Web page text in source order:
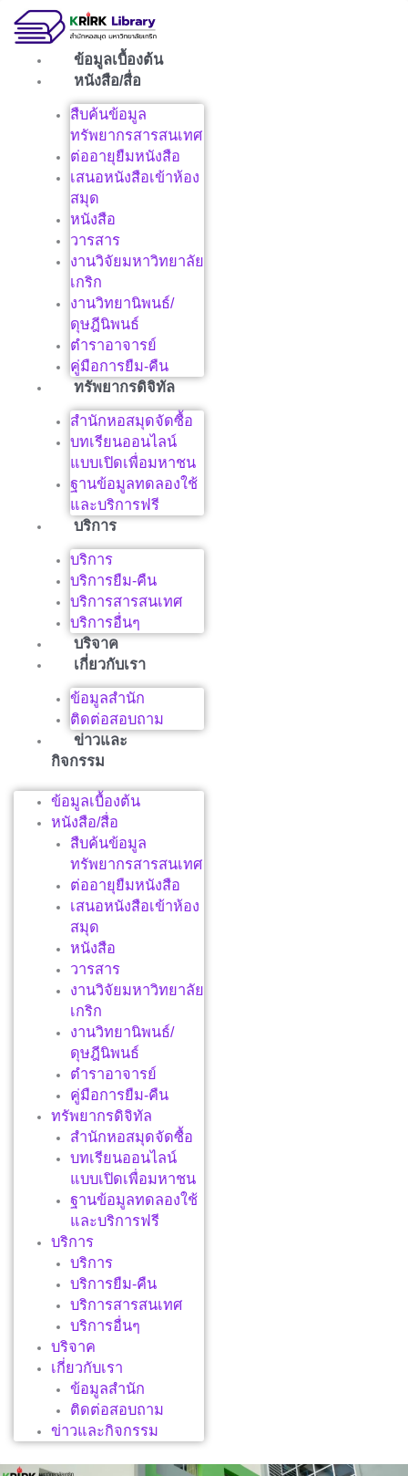
ข้อมูลเบื้องต้น
หนังสือ/สื่อ
สืบค้นข้อมูล
ทรัพยากรสารสนเทศ
ต่ออายุยืมหนังสือ
เสนอหนังสือเข้าห้อง
สมุด
หนังสือ
วารสาร
งานวิจัยมหาวิทยาลัย
เกริก
งานวิทยานิพนธ์/
ดุษฎีนิพนธ์
ตำราอาจารย์
คู่มือการยืม-คืน
ทรัพยากรดิจิทัล
สำนักหอสมุดจัดซื้อ
บทเรียนออนไลน์
แบบเปิดเพื่อมหาชน
ฐานข้อมูลทดลองใช้
และบริการฟรี
บริการ
บริการ
บริการยืม-คืน
บริการสารสนเทศ
บริการอื่นๆ
บริจาค
เกี่ยวกับเรา
ข้อมูลสำนัก
ติดต่อสอบถาม
ข่าวและ
กิจกรรม
ข้อมูลเบื้องต้น
หนังสือ/สื่อ
สืบค้นข้อมูล
ทรัพยากรสารสนเทศ
ต่ออายุยืมหนังสือ
เสนอหนังสือเข้าห้อง
สมุด
หนังสือ
วารสาร
งานวิจัยมหาวิทยาลัย
เกริก
งานวิทยานิพนธ์/
ดุษฎีนิพนธ์
ตำราอาจารย์
คู่มือการยืม-คืน
ทรัพยากรดิจิทัล
สำนักหอสมุดจัดซื้อ
บทเรียนออนไลน์
แบบเปิดเพื่อมหาชน
ฐานข้อมูลทดลองใช้
และบริการฟรี
บริการ
บริการ
บริการยืม-คืน
บริการสารสนเทศ
บริการอื่นๆ
บริจาค
เกี่ยวกับเรา
ข้อมูลสำนัก
ติดต่อสอบถาม
ข่าวและกิจกรรม